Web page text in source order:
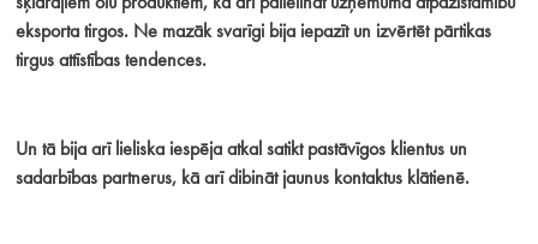
eksporta tirgos. Ne mazāk svarīgi bija iepazīt un izvērtēt pārtikas
tirgus attīstības tendences.
Un tā bija arī lieliska iespēja atkal satikt pastāvīgos klientus un
sadarbības partnerus, kā arī dibināt jaunus kontaktus klātienē.